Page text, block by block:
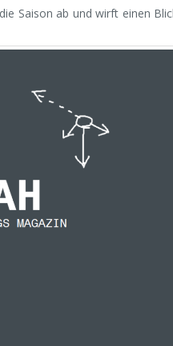
Saison ab und wirft einen